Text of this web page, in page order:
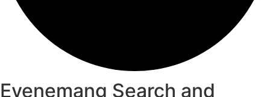
Evenemang Search and